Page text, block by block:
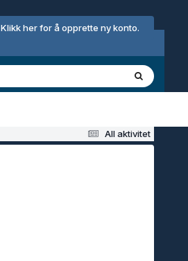
Klikk her for å opprette ny konto.
All aktivitet